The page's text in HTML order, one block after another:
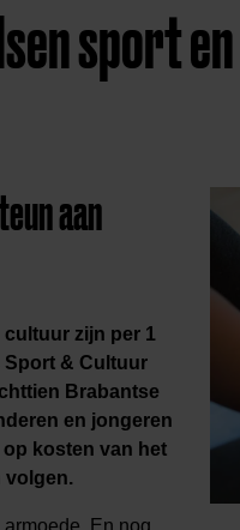
sport
aan
cultuur zijn per 1
Sport & Cultuur
Brabantse
en jongeren
kosten van het
volgen.
En nog